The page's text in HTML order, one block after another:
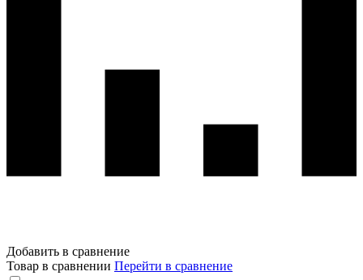
Добавить в сравнение
Товар в сравнении Перейти в сравнение